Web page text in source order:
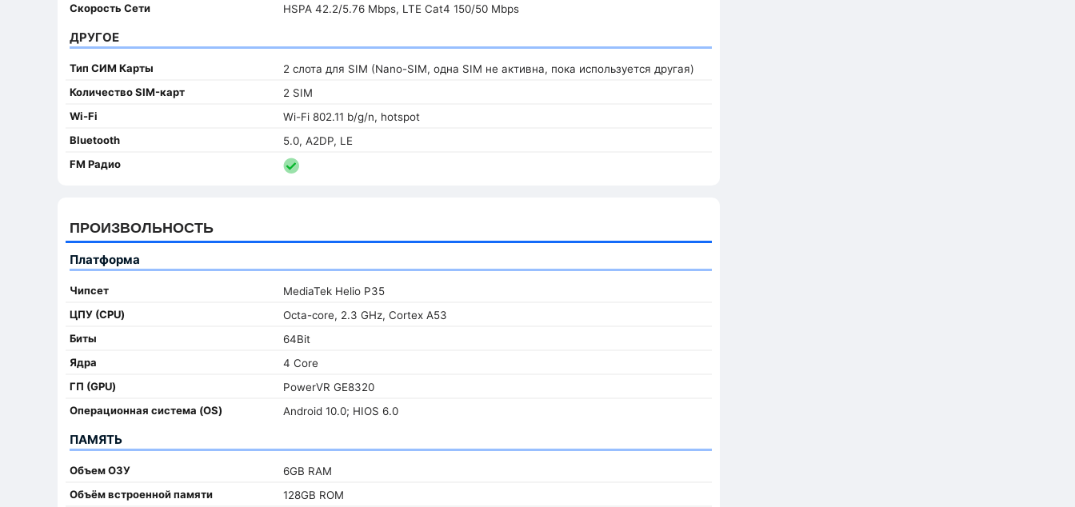
Скорость Сети
HSPA 42.2/5.76 Mbps, LTE Cat4 150/50 Mbps
ДРУГОЕ
Тип СИМ Карты
2 слота для SIM (Nano-SIM, одна SIM не активна, пока используется другая)
Количество SIM-карт
2 SIM
Wi-Fi
Wi-Fi 802.11 b/g/n, hotspot
Bluetooth
5.0, A2DP, LE
FM Радио
ПРОИЗВОЛЬНОСТЬ
Платформа
Чипсет
MediaTek Helio P35
ЦПУ (CPU)
Octa-core, 2.3 GHz, Cortex A53
Биты
64Bit
Ядра
4 Core
ГП (GPU)
PowerVR GE8320
Oперационная система (OS)
Android 10.0; HIOS 6.0
ПАМЯТЬ
Объем ОЗУ
6GB RAM
Объём встроенной памяти
128GB ROM